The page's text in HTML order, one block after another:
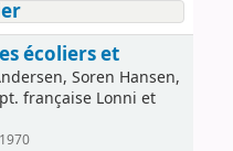
écoliers et
Soren Hansen,
française Lonni et